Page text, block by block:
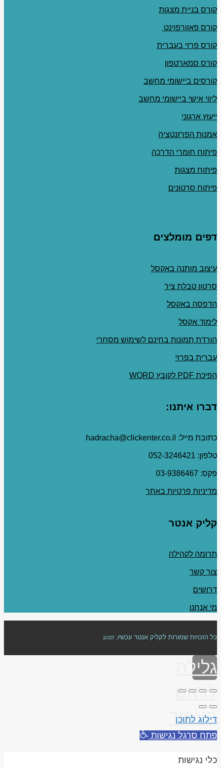
קורס בניית מצגות
קורס פאוורפוינט
קורס פרזי בעברית
קורס סמארטפון
קורסים ביישומי מחשב
ליווי אישי ביישומי מחשב
ייעוץ ארגוני
אמנות הפרזנטציה
פיתוח חומרי הדרכה
פיתוח מצגות
פיתוח סרטונים
דפים מומלצים
עיצוב מותנה באקסל
סרטון טבלת ציר
הדפסה באקסל
לימוד אקסל
הורדת תמונות בחינם לשימוש מסחרי
עברית בפרזי
הפיכת PDF לקובץ WORD
דברו איתנו:
כתובת מייל: hadracha@clickenter.co.il
טלפון: 052-3246421
פקס: 03-9386467
מדיניות פרטיות באתר
קליק אנטר
תרומה לקהילה
צור קשר
דרושים
מי אנחנו
כל הזכויות שמורות לקליק אנטר עכשיו, 2017
גלילה
לראש
העמוד
דילוג לתוכן
פתח סרגל נגישות
כלי נגישות